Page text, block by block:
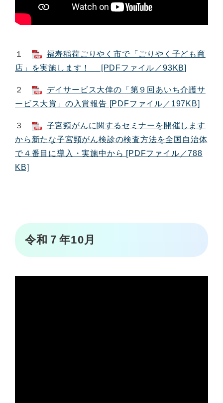
１
福寿稲荷ごりやく市で「ごりやく子ども商
店」を実施します！ [PDFファイル／93KB]
２
デイサービス大倖の「第９回あいち介護サ
ービス大賞」の入賞報告 [PDFファイル／197KB]
３
子宮頸がんに関するセミナーを開催します
から新たな子宮頸がん検診の検査方法を全国自治体
で４番目に導入・実施中から [PDFファイル／788
KB]
令和７年10月